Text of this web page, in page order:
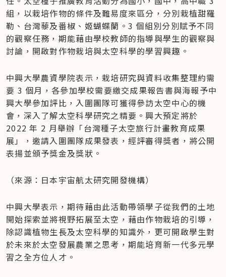
組，以栽培作物的條件及難易度來區分，分別栽植甜羅
勒、台灣藜及番椒、姬蝴蝶蘭。3 個組別分別賦予不同
的觀察任務，期能藉由學校教師的指導與學生的觀察與
討論，開啟對作物栽培與太空科學的學習興趣。
中興大學農資學院表示，栽培研究與資料收集整理約需
要 3 個月，各參加學校需要繳交成果報告書與海報予中
興大學參加評比，入圍團隊可獲得參訪太空中心的機
會，深入了解太空科學研究之精要。興大預定將於
2022 年 2 月舉辦「台灣種子太空旅行計畫教育成果
展」，邀請入圍團隊成果發表，經評審得獎者，將公開
表揚並頒予獎金及獎狀。
（來源：日本宇宙航太研究開發機構）
中興大學表示，期待藉由此活動帶領學子從我們的土地
開始探索並將視野拓展至太空，藉由作物栽培的引導，
除認識植物生長及太空科學的知識外，更可開啟學生對
於未來於太空發展農業之思考，期能培育新一代多元學
習之全方位人才。